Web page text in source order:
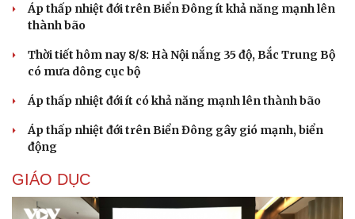
Áp thấp nhiệt đới trên Biển Đông ít khả năng mạnh lên
thành bão
Thời tiết hôm nay 8/8: Hà Nội nắng 35 độ, Bắc Trung Bộ
có mưa dông cục bộ
Áp thấp nhiệt đới ít có khả năng mạnh lên thành bão
Áp thấp nhiệt đới trên Biển Đông gây gió mạnh, biển
động
GIÁO DỤC